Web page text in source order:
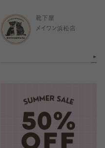
靴下屋
メイワン浜松店